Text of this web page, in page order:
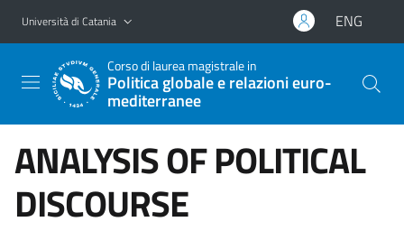
Vai al contenuto principale
Vai al menu di navigazione
Università di Catania ENG
Corso di laurea magistrale in
Politica globale e relazioni euro-
mediterranee
ANALYSIS OF POLITICAL
DISCOURSE